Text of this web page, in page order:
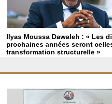
Ilyas Moussa Dawaleh : « Les
prochaines années seront
transformation structurelle »